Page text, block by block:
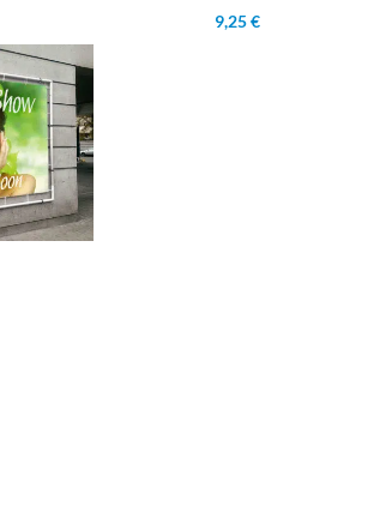
9,25 €